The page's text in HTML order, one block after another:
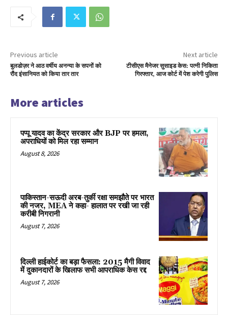
Previous article
बुलडोज़र ने आठ वर्षीय अनन्या के सपनों को
रौंद इंसानियत को किया तार तार
Next article
टीसीएस मैनेजर सुसाइड केस: पत्नी निकिता
गिरफ्तार, आज कोर्ट में पेश करेगी पुलिस
More articles
पप्पू यादव का केंद्र सरकार और BJP पर हमला,
अपराधियों को मिल रहा सम्मान
August 8, 2026
पाकिस्तान-सऊदी अरब-तुर्की रक्षा समझौते पर भारत
की नजर, MEA ने कहा- हालात पर रखी जा रही
करीबी निगरानी
August 7, 2026
दिल्ली हाईकोर्ट का बड़ा फैसला: 2015 मैगी विवाद
में दुकानदारों के खिलाफ सभी आपराधिक केस रद्द
August 7, 2026